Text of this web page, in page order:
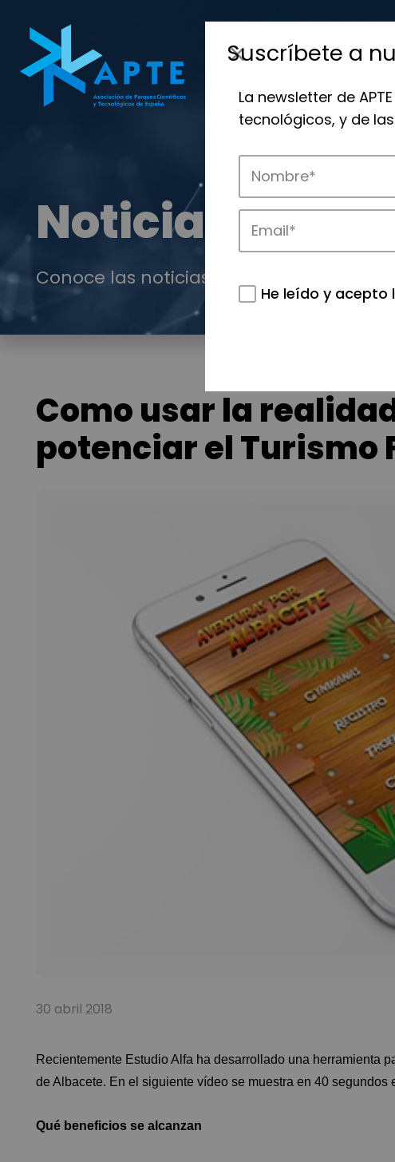
Noticias
Conoce las noticias más destacadas de
Como usar la
potenciar el Turismo
30 abril 2018
Recientemente Estudio Alfa ha desarrollado una herramienta
de Albacete. En el siguiente vídeo se muestra en 40 segundos
Qué beneficios se alcanzan
Suscríbete a
La newsletter de
tecnológicos, y de
He leído y acepto